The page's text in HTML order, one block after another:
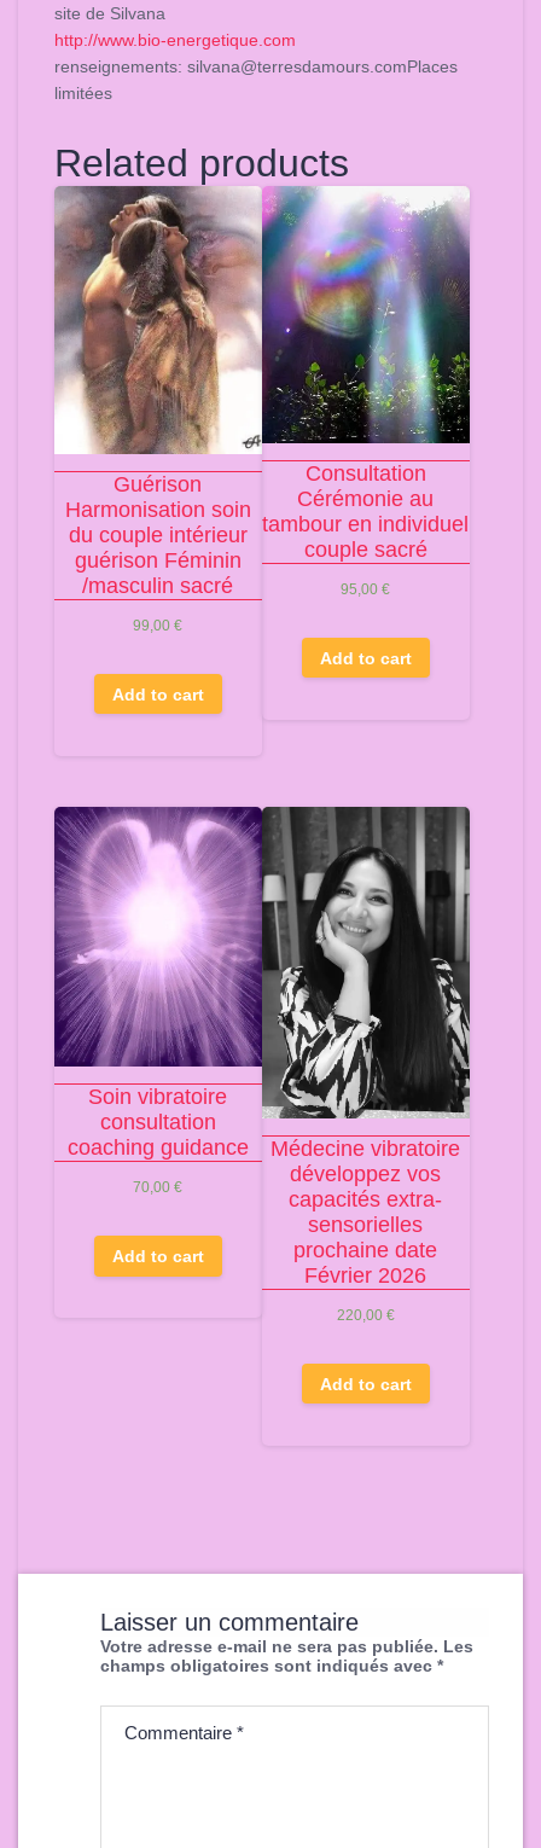
site de Silvana
http://www.bio-energetique.com
renseignements: silvana@terresdamours.comPlaces
limitées
Related products
Guérison
Harmonisation soin
du couple intérieur
guérison Féminin
/masculin sacré
99,00€
Add to cart
Consultation
Cérémonie au
tambour en individuel
couple sacré
95,00€
Add to cart
Soin vibratoire
consultation
coaching guidance
70,00€
Add to cart
Médecine vibratoire
développez vos
capacités extra-
sensorielles
prochaine date
Février 2026
220,00 €
Add to cart
Laisser un commentaire
Votre adresse e-mail ne sera pas publiée. Les
champs obligatoires sont indiqués avec *
Commentaire *